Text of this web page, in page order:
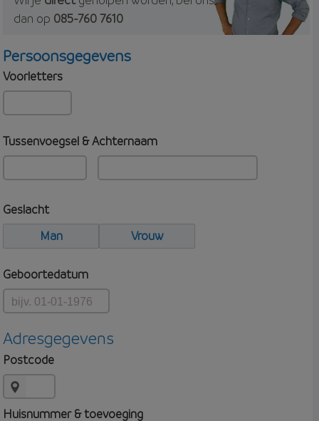
dan op 085-760 7610
Persoonsgegevens
Voorletters
Tussenvoegsel & Achternaam
Geslacht
Man
Vrouw
Geboortedatum
Adresgegevens
Postcode
Huisnummer & toevoeging